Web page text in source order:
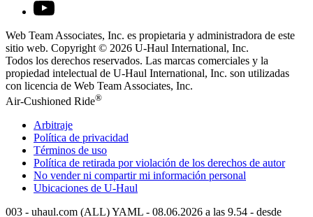
Web Team Associates, Inc. es propietaria y administradora de este
sitio web. Copyright © 2026 U-Haul International, Inc.
Todos los derechos reservados. Las marcas comerciales y la
propiedad intelectual de U-Haul International, Inc. son utilizadas
con licencia de Web Team Associates, Inc.
Air-Cushioned Ride®
Arbitraje
Política de privacidad
Términos de uso
Política de retirada por violación de los derechos de autor
No vender ni compartir mi información personal
Ubicaciones de U-Haul
003 - uhaul.com (ALL) YAML - 08.06.2026 a las 9.54 - desde